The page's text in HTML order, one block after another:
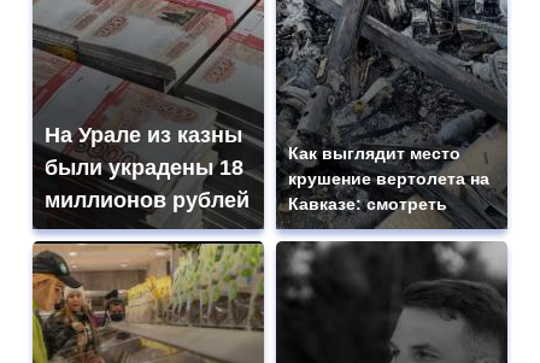
На Урале из казны
были украдены 18
миллионов рублей
Как выглядит место
крушение вертолета на
Кавказе: смотреть